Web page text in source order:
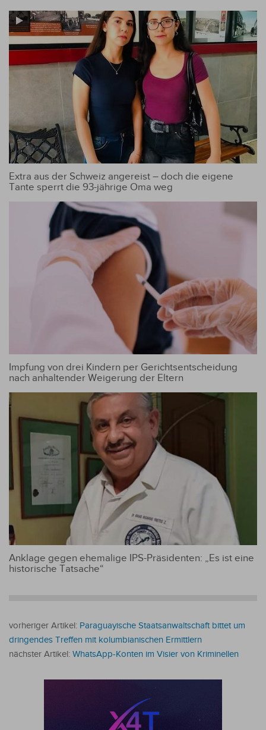
Extra aus der Schweiz angereist – doch die eigene
Tante sperrt die 93-jährige Oma weg
Impfung von drei Kindern per Gerichtsentscheidung
nach anhaltender Weigerung der Eltern
Anklage gegen ehemalige IPS-Präsidenten: „Es ist eine
historische Tatsache“
vorheriger Artikel: Paraguayische Staatsanwaltschaft bittet um
dringendes Treffen mit kolumbianischen Ermittlern
nächster Artikel: WhatsApp-Konten im Visier von Kriminellen